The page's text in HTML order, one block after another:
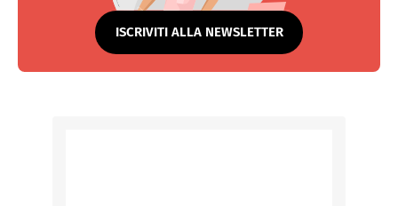
ISCRIVITI ALLA NEWSLETTER